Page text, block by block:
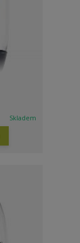
Skladem